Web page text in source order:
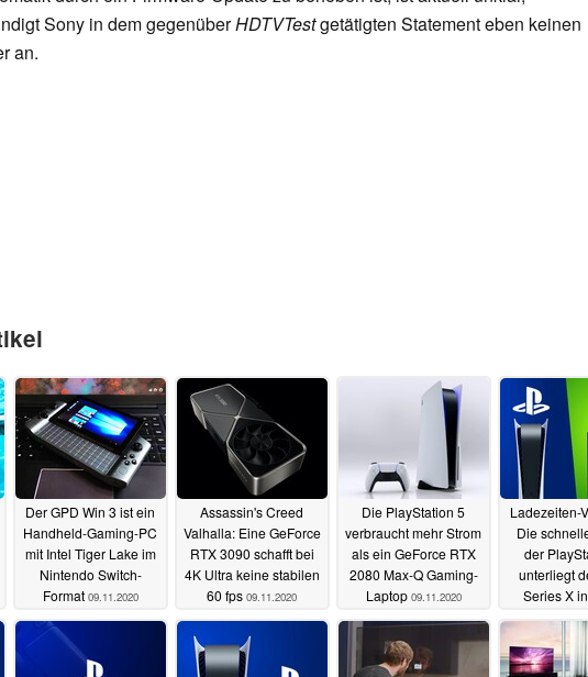
Sony in dem gegenüberHDTVTestgetätigten Statement eben keinen
an.
Der GPD Win 3 ist ein
Handheld-Gaming-PC
mit Intel Tiger Lake im
Nintendo Switch-
Format 09.11.2020
Assassin's Creed
Valhalla: Eine GeForce
RTX 3090 schafft bei
4K Ultra keine stabilen
60 fps 09.11.2020
Die PlayStation 5
verbraucht mehr Strom
als ein GeForce RTX
2080 Max-Q Gaming-
Laptop 09.11.2020
Ladezeiten-
Die
der
unterliegt
Series X